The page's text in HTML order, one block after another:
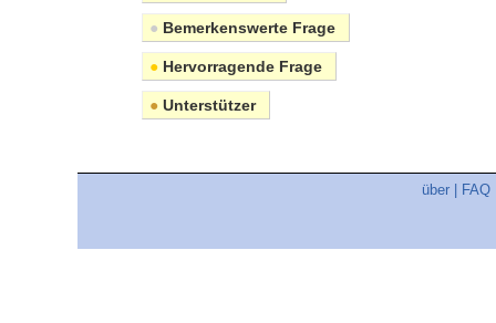
● Bemerkenswerte Frage
● Hervorragende Frage
● Unterstützer
über FAQ